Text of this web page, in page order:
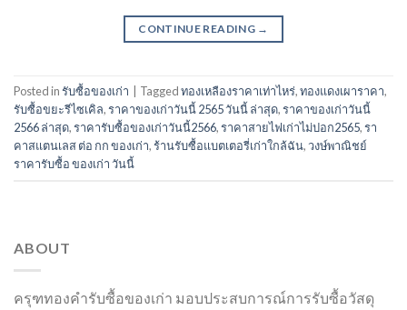
CONTINUE READING →
Posted inรับซื้อของเก่า Taggedทองเหลืองราคาเท่าไหร่,ทองแดงเผาราคา,
รับซื้อขยะรีไซเคิล,ราคาของเก่าวันนี้ 2565 วันนี้ ล่าสุด,ราคาของเก่าวันนี้
2566 ล่าสุด,ราคารับซื้อของเก่าวันนี้2566,ราคาสายไฟเก่าไม่ปอก2565,รา
คาสแตนเลส ต่อ กก ของเก่า,ร้านรับซื้อแบตเตอรี่เก่าใกล้ฉัน,วงษ์พาณิชย์
ราคารับซื้อ ของเก่า วันนี้
ABOUT
ครุฑทองคำรับซื้อของเก่า มอบประสบการณ์การรับซื้อวัสดุ